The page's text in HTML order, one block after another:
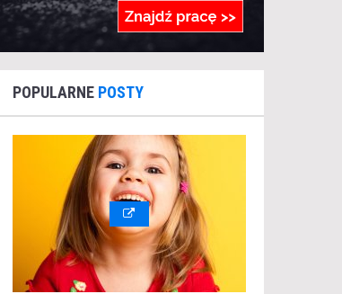
POPULARNE POSTY